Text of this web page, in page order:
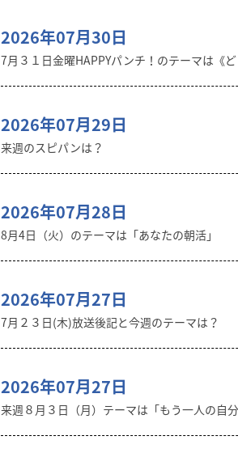
2026年07月30日
7月３１日金曜HAPPYパンチ！のテーマは《ど
2026年07月29日
来週のスピパンは？
2026年07月28日
8月4日（火）のテーマは「あなたの朝活」
2026年07月27日
7月２３日(木)放送後記と今週のテーマは？
2026年07月27日
来週８月３日（月）テーマは「もう一人の自分